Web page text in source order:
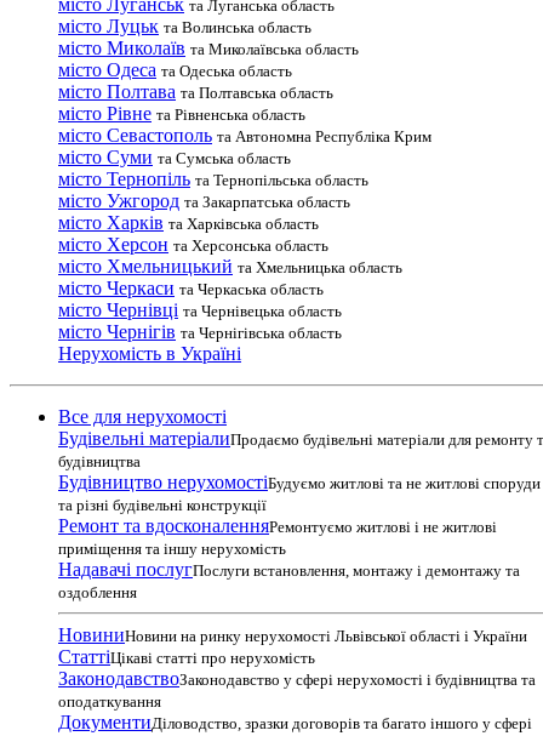
місто Луганськ та Луганська область
місто Луцьк та Волинська область
місто Миколаїв та Миколаївська область
місто Одеса та Одеська область
місто Полтава та Полтавська область
місто Рівне та Рівненська область
місто Севастополь та Автономна Республіка Крим
місто Суми та Сумська область
місто Тернопіль та Тернопільська область
місто Ужгород та Закарпатська область
місто Харків та Харківська область
місто Херсон та Херсонська область
місто Хмельницький та Хмельницька область
місто Черкаси та Черкаська область
місто Чернівці та Чернівецька область
місто Чернігів та Чернігівська область
Нерухомість в Україні
Все для нерухомості
Будівельні матеріалиПродаємо будівельні матеріали для ремонту
будівництва
Будівництво нерухомостіБудуємо житлові та не житлові споруди
та різні будівельні конструкції
Ремонт та вдосконаленняРемонтуємо житлові і не житлові
приміщення та іншу нерухомість
Надавачі послугПослуги встановлення, монтажу і демонтажу та
оздоблення
НовиниНовини на ринку нерухомості Львівської області і України
СтаттіЦікаві статті про нерухомість
ЗаконодавствоЗаконодавство у сфері нерухомості і будівництва та
оподаткування
ДокументиДіловодство, зразки договорів та багато іншого у сфері